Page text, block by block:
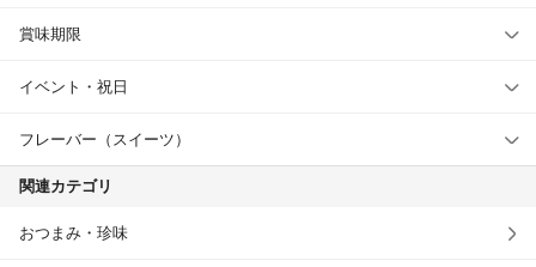
賞味期限
イベント・祝日
フレーバー（スイーツ）
関連カテゴリ
おつまみ・珍味